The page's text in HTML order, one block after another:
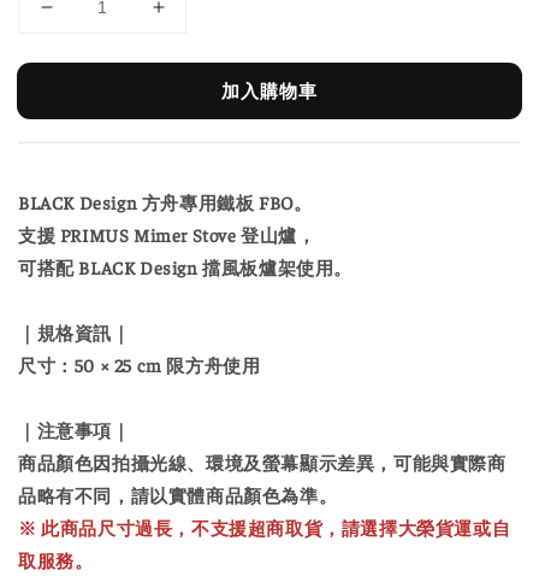
加入購物車
BLACK Design 方舟專用鐵板 FBO。
支援 PRIMUS Mimer Stove 登山爐，
可搭配 BLACK Design 擋風板爐架使用。
｜規格資訊｜
尺寸：50 × 25 cm 限方舟使用
｜注意事項｜
商品顏色因拍攝光線、環境及螢幕顯示差異，可能與實際商
品略有不同，請以實體商品顏色為準。
※ 此商品尺寸過長，不支援超商取貨，請選擇大榮貨運或自
取服務。